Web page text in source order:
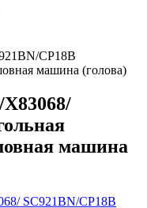
CP18B
машина (голова)
машина